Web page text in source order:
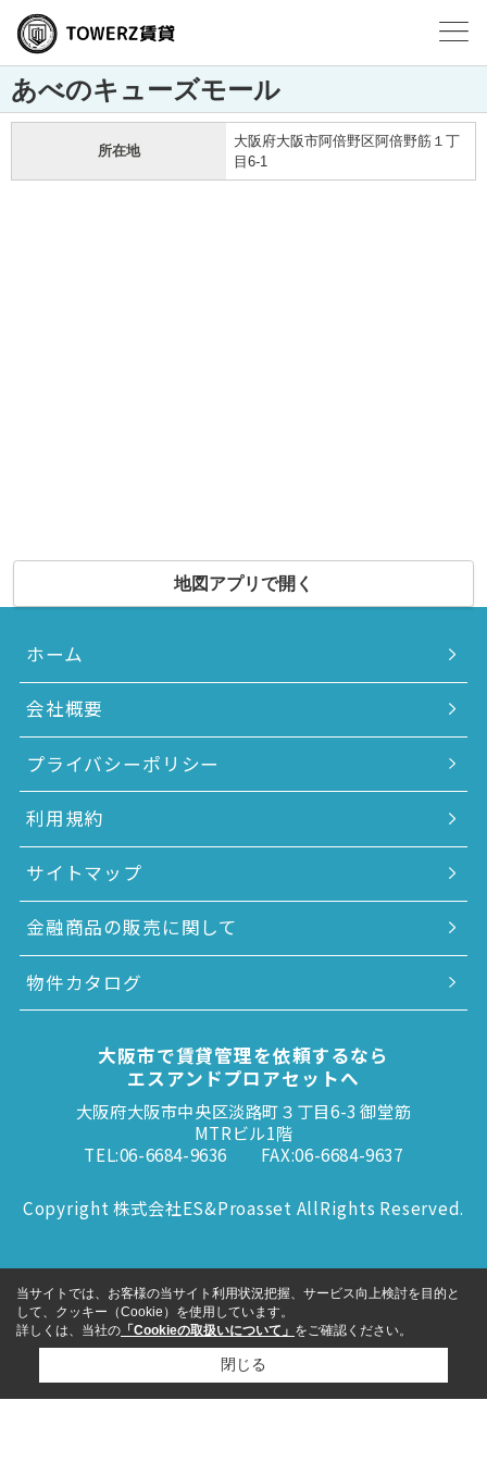
あべのキューズモール
所在地
大阪府大阪市阿倍野区阿倍野筋１丁
目6-1
地図アプリで開く
ホーム
会社概要
プライバシーポリシー
利用規約
サイトマップ
金融商品の販売に関して
物件カタログ
大阪市で賃貸管理を依頼するなら
エスアンドプロアセットへ
大阪府大阪市中央区淡路町３丁目6-3 御堂筋
MTRビル1階
TEL:06-6684-9636
FAX:06-6684-9637
Copyright 株式会社ES&Proasset AllRights Reserved.
当サイトでは、お客様の当サイト利用状況把握、サービス向上検討を目的と
して、クッキー（Cookie）を使用しています。
詳しくは、当社の 「Cookieの取扱いについて」 をご確認ください。
閉じる